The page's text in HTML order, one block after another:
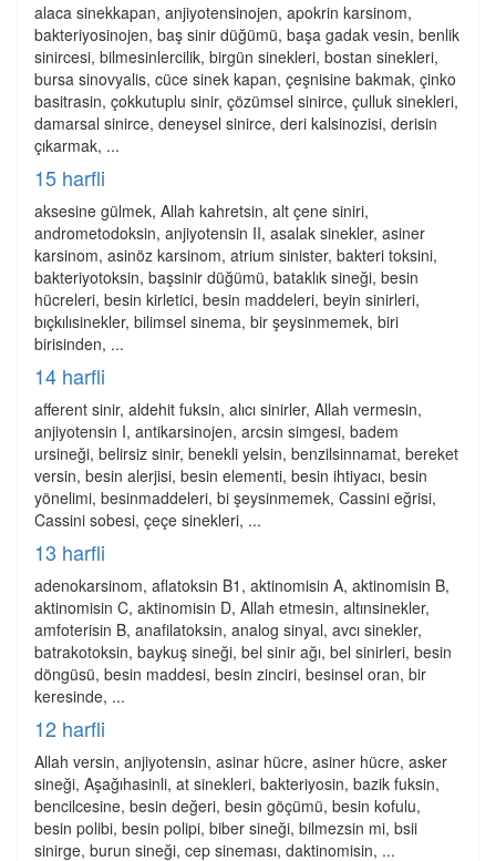
alaca sinekkapan, anjiyotensinojen, apokrin karsinom,
bakteriyosinojen, baş sinir düğümü, başa gadak vesin, benlik
sinircesi, bilmesinlercilik, birgün sinekleri, bostan sinekleri,
bursa sinovyalis, cüce sinek kapan, çeşnisine bakmak, çinko
basitrasin, çokkutuplu sinir, çözümsel sinirce, çulluk sinekleri,
damarsal sinirce, deneysel sinirce, deri kalsinozisi, derisin
çıkarmak, ...
15 harfli
aksesine gülmek, Allah kahretsin, alt çene siniri,
andrometodoksin, anjiyotensin II, asalak sinekler, asiner
karsinom, asinöz karsinom, atrium sinister, bakteri toksini,
bakteriyotoksin, başsinir düğümü, bataklık sineği, besin
hücreleri, besin kirletici, besin maddeleri, beyin sinirleri,
bıçkılısinekler, bilimsel sinema, bir şeysinmemek, biri
birisinden, ...
14 harfli
afferent sinir, aldehit fuksin, alıcı sinirler, Allah vermesin,
anjiyotensin I, antikarsinojen, arcsin simgesi, badem
ursineği, belirsiz sinir, benekli yelsin, benzilsinnamat, bereket
versin, besin alerjisi, besin elementi, besin ihtiyacı, besin
yönelimi, besinmaddeleri, bi şeysinmemek, Cassini eğrisi,
Cassini sobesi, çeçe sinekleri, ...
13 harfli
adenokarsinom, aflatoksin B1, aktinomisin A, aktinomisin B,
aktinomisin C, aktinomisin D, Allah etmesin, altınsinekler,
amfoterisin B, anafilatoksin, analog sinyal, avcı sinekler,
batrakotoksin, baykuş sineği, bel sinir ağı, bel sinirleri, besin
döngüsü, besin maddesi, besin zinciri, besinsel oran, bir
keresinde, ...
12 harfli
Allah versin, anjiyotensin, asinar hücre, asiner hücre, asker
sineği, Aşağıhasinli, at sinekleri, bakteriyosin, bazik fuksin,
bencilcesine, besin değeri, besin göçümü, besin kofulu,
besin polibi, besin polipi, biber sineği, bilmezsin mi, bsii
sinirge, burun sineği, cep sineması, daktinomisin, ...